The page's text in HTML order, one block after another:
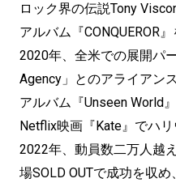
ロック界の伝説Tony
アルバム『CONQUEROR』
2020年、全米での展開パ
Agency」とのアライアン
アルバム『Unseen World
Netflix映画『Kate』でハ
2022年、動員数二万人越
場SOLD OUTで成功を収め